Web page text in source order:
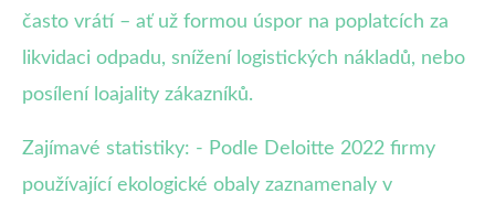
často vrátí – ať už formou úspor na poplatcích za
likvidaci odpadu, snížení logistických nákladů, nebo
posílení loajality zákazníků.
Zajímavé statistiky: - Podle Deloitte 2022 firmy
používající ekologické obaly zaznamenaly v